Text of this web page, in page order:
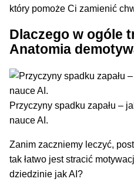
który pomoże Ci zamienić
Dlaczego w ogóle
Anatomia
Przyczyny spadku zapału –
nauce AI.
Zanim zaczniemy leczyć,
tak łatwo jest stracić
dziedzinie jak AI?